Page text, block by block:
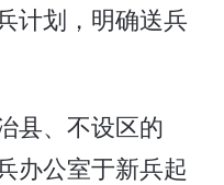
计划，明确送兵
县、不设区的
办公室于新兵起